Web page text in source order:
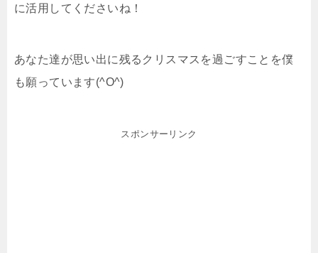
に活用してくださいね！
あなた達が思い出に残るクリスマスを過ごすことを僕
も願っています(^O^)
スポンサーリンク